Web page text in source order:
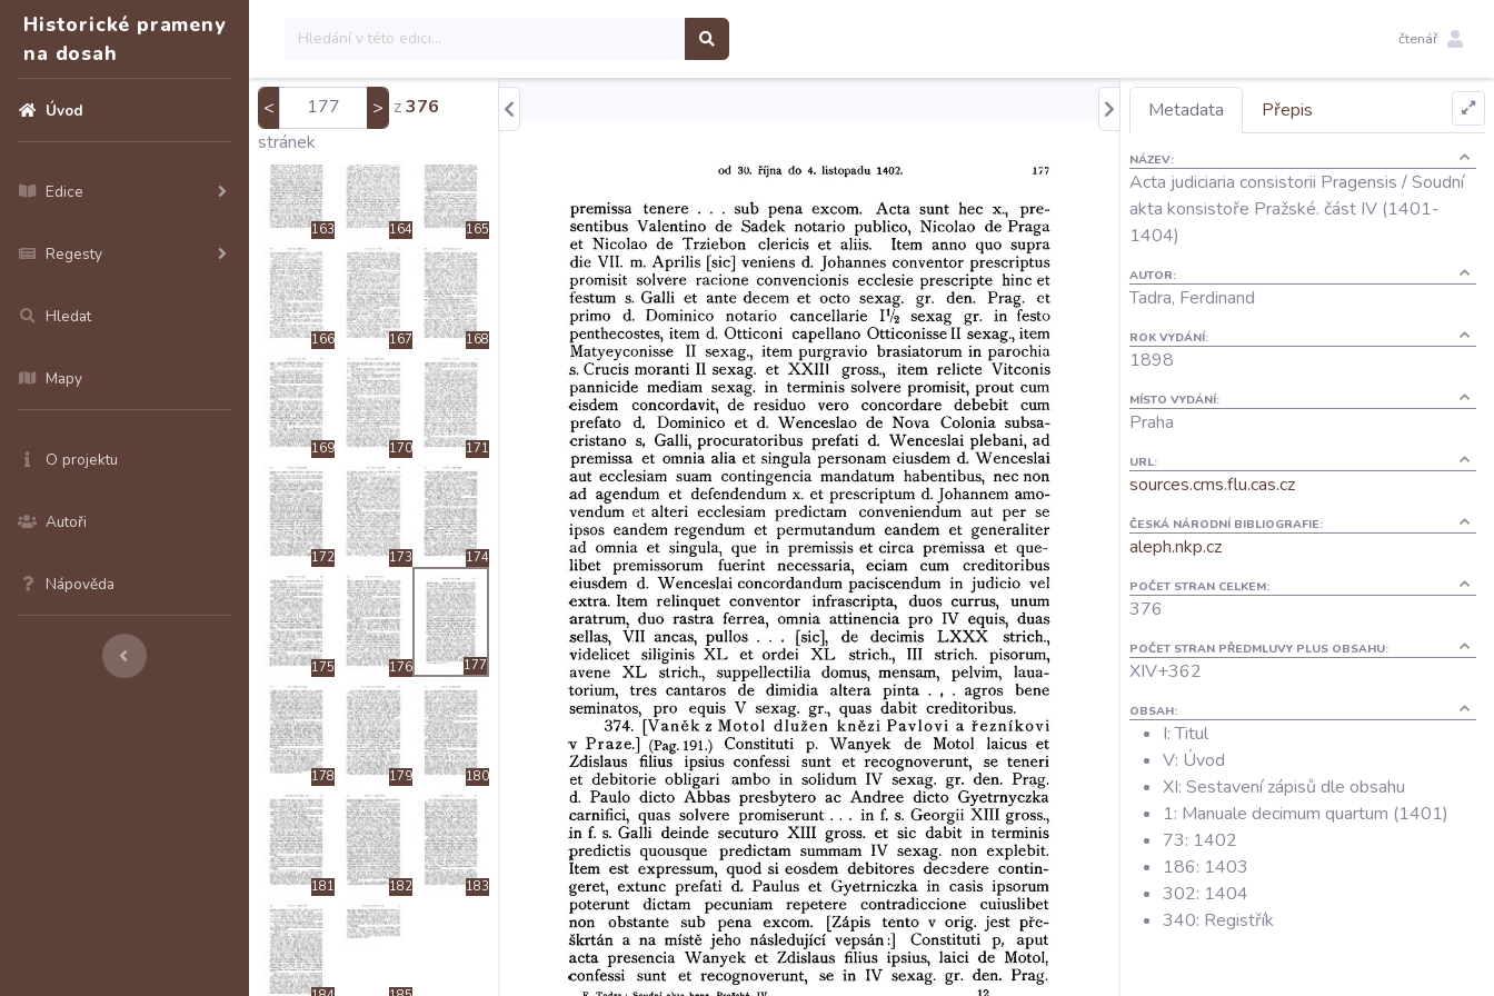
Historické prameny
na dosah
Úvod
Edice
Regesty
Hledat
Mapy
O projektu
Autoři
Nápověda
čtenář
< > z376
stránek
161
163 164 165
166 167 168
169 170 171
172 173 174
175 176 177
178 179 180
181 182 183
Metadata Přepis
NÁZEV:
Acta judiciaria consistorii Pragensis / Soudní
akta konsistoře Pražské. část IV (1401-
1404)
AUTOR:
Tadra, Ferdinand
ROK VYDÁNÍ:
1898
MÍSTO VYDÁNÍ:
Praha
URL:
sources.cms.flu.cas.cz
ČESKÁ NÁRODNÍ BIBLIOGRAFIE:
aleph.nkp.cz
POČET STRAN CELKEM:
376
POČET STRAN PŘEDMLUVY PLUS OBSAHU:
XIV+362
OBSAH:
I: Titul
V: Úvod
XI: Sestavení zápisů dle obsahu
1: Manuale decimum quartum (1401)
73: 1402
186: 1403
302: 1404
340: Registřík